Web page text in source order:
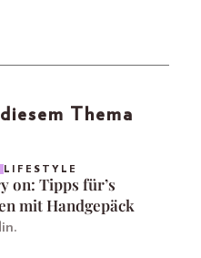
Thema
LIFESTYLE
on: Tipps für’s
mit Handgepäck